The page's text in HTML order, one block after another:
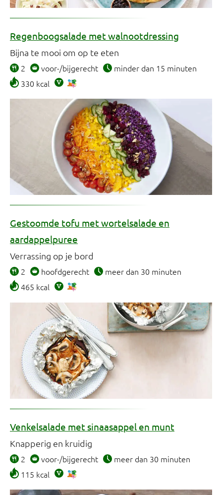
Regenboogsalade met walnootdressing
Bijna te mooi om op te eten
2 voor-/bijgerecht
minder dan 15 minuten
330 kcal
Gestoomde tofu met wortelsalade en
aardappelpuree
Verrassing op je bord
2 hoofdgerecht
meer dan 30 minuten
465 kcal
Venkelsalade met sinaasappel en munt
Knapperig en kruidig
2 voor-/bijgerecht
meer dan 30 minuten
115 kcal